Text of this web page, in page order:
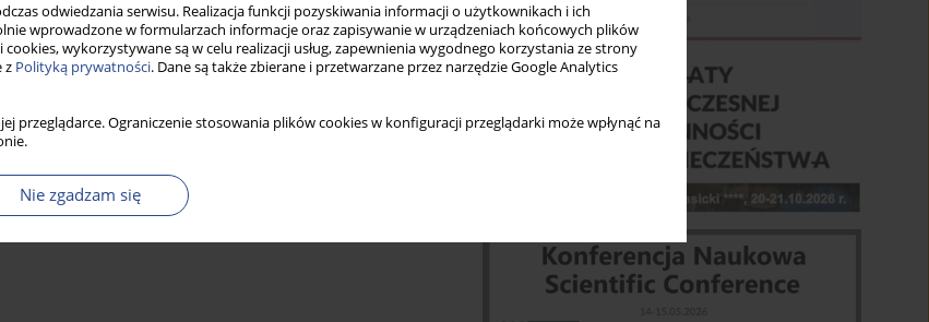
odwiedzania serwisu. Realizacja funkcji pozyskiwania informacji o użytkownikach i ich
wprowadzone w formularzach informacje oraz zapisywanie w urządzeniach końcowych plików
wykorzystywane są w celu realizacji usług, zapewnienia wygodnego korzystania ze strony
z Polityką prywatności. Dane są także zbierane i przetwarzane przez narzędzie Google Analytics
przeglądarce. Ograniczenie stosowania plików cookies w konfiguracji przeglądarki może wpłynąć na
Nie zgadzam się